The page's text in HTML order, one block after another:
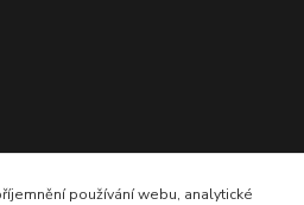
používání webu, analytické